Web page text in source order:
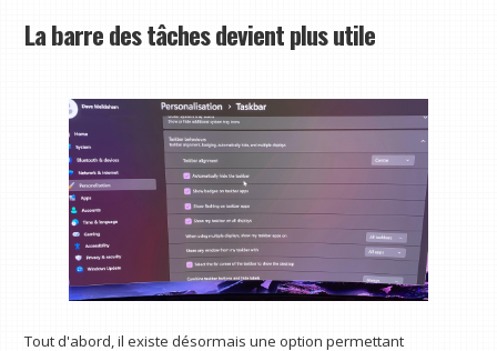
La barre des tâches devient plus utile
Tout d'abord, il existe désormais une option permettant